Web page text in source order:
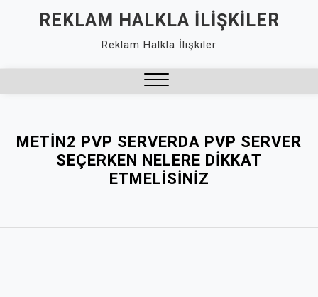
REKLAM HALKLA İLIŞKILER
Reklam Halkla İlişkiler
METIN2 PVP SERVERDA PVP SERVER
SEÇERKEN NELERE DIKKAT
ETMELISINIZ